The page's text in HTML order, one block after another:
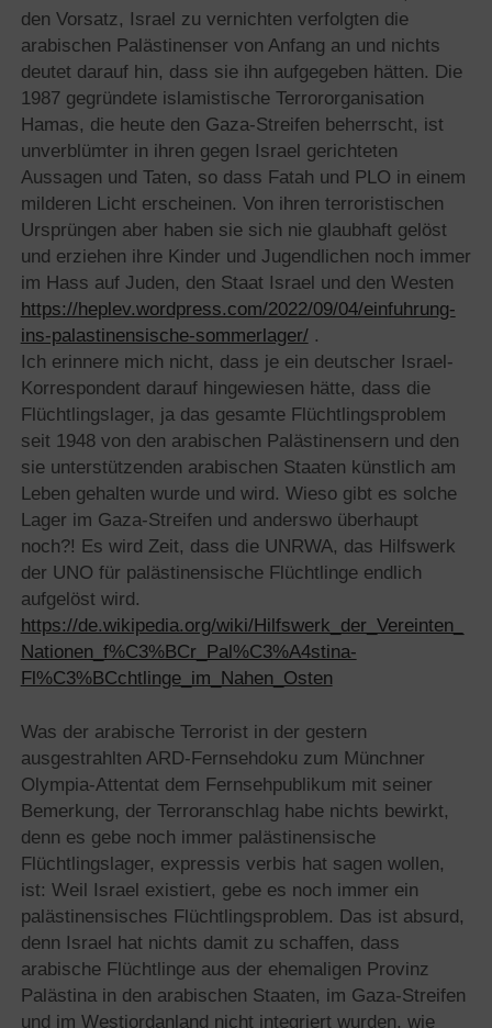
den Vorsatz, Israel zu vernichten verfolgten die
arabischen Palästinenser von Anfang an und nichts
deutet darauf hin, dass sie ihn aufgegeben hätten. Die
1987 gegründete islamistische Terrororganisation
Hamas, die heute den Gaza-Streifen beherrscht, ist
unverblümter in ihren gegen Israel gerichteten
Aussagen und Taten, so dass Fatah und PLO in einem
milderen Licht erscheinen. Von ihren terroristischen
Ursprüngen aber haben sie sich nie glaubhaft gelöst
und erziehen ihre Kinder und Jugendlichen noch immer
im Hass auf Juden, den Staat Israel und den Westen
https://heplev.wordpress.com/2022/09/04/einfuhrung-
ins-palastinensische-sommerlager/.
Ich erinnere mich nicht, dass je ein deutscher Israel-
Korrespondent darauf hingewiesen hätte, dass die
Flüchtlingslager, ja das gesamte Flüchtlingsproblem
seit 1948 von den arabischen Palästinensern und den
sie unterstützenden arabischen Staaten künstlich am
Leben gehalten wurde und wird. Wieso gibt es solche
Lager im Gaza-Streifen und anderswo überhaupt
noch?! Es wird Zeit, dass die UNRWA, das Hilfswerk
der UNO für palästinensische Flüchtlinge endlich
aufgelöst wird.
https://de.wikipedia.org/wiki/Hilfswerk_der_Vereinten_
Nationen_f%C3%BCr_Pal%C3%A4stina-
Fl%C3%BCchtlinge_im_Nahen_Osten
Was der arabische Terrorist in der gestern
ausgestrahlten ARD-Fernsehdoku zum Münchner
Olympia-Attentat dem Fernsehpublikum mit seiner
Bemerkung, der Terroranschlag habe nichts bewirkt,
denn es gebe noch immer palästinensische
Flüchtlingslager, expressis verbis hat sagen wollen,
ist: Weil Israel existiert, gebe es noch immer ein
palästinensisches Flüchtlingsproblem. Das ist absurd,
denn Israel hat nichts damit zu schaffen, dass
arabische Flüchtlinge aus der ehemaligen Provinz
Palästina in den arabischen Staaten, im Gaza-Streifen
und im Westjordanland nicht integriert wurden, wie